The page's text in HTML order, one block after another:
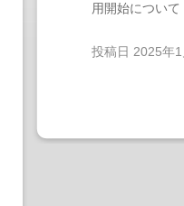
用開始について
投稿日 2025年